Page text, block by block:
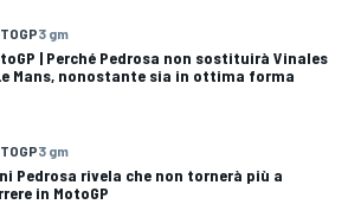
3 gm
| Perché Pedrosa non sostituirà Vinales
Mans, nonostante sia in ottima forma
3 gm
Pedrosa rivela che non tornerà più a
in MotoGP